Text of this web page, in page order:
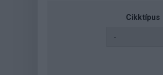
Cikktípus